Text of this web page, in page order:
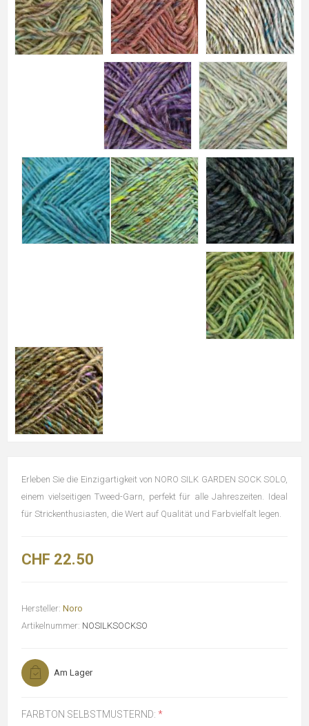
Erleben Sie die Einzigartigkeit von NORO SILK GARDEN SOCK SOLO,
einem vielseitigen Tweed-Garn, perfekt für alle Jahreszeiten. Ideal
für Strickenthusiasten, die Wert auf Qualität und Farbvielfalt legen.
CHF 22.50
Hersteller: Noro
Artikelnummer: NOSILKSOCKSO
Am Lager
FARBTON SELBSTMUSTERND: *